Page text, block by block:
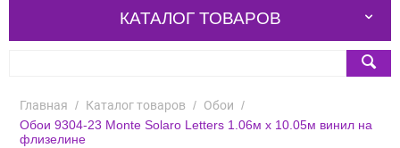
КАТАЛОГ ТОВАРОВ
Главная / Каталог товаров / Обои /
Обои 9304-23 Monte Solaro Letters 1.06м x 10.05м винил на
флизелине